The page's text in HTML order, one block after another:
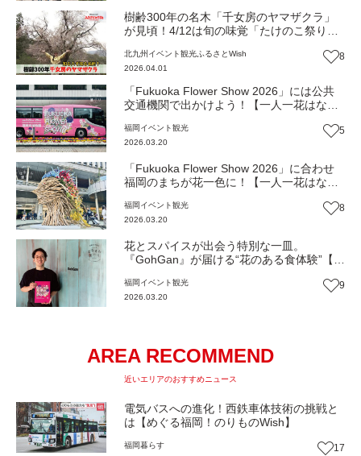
樹齢300年の名木「千女房のヤマザクラ」
が見頃！4/12は旬の味覚「たけのこ祭り」
とWish】
北九州 イベント観光 ふるさとWish
2026.04.01
8
「Fukuoka Flower Show 2026」には公共
交通機関で出かけよう！【一人一花はなき
福岡 イベント観光
2026.03.20
5
「Fukuoka Flower Show 2026」に合わせ
福岡のまちが花一色に！【一人一花はなき
福岡 イベント観光
2026.03.20
8
花とスパイスが出会う特別な一皿。
『GohGan』が届ける“花のある食体験”【一
福岡 イベント観光
2026.03.20
9
AREA RECOMMEND
近いエリアのおすすめニュース
電気バスへの進化！西鉄車体技術の挑戦と
は【めぐる福岡！のりものWish】
福岡暮らす
17